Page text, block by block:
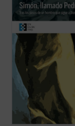
de san Pedro desde que
dejándolo todo, lo siguió, hasta
Lepori nos ...